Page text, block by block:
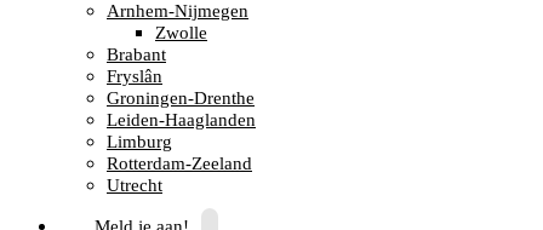
Arnhem-Nijmegen
Zwolle
Brabant
Fryslân
Groningen-Drenthe
Leiden-Haaglanden
Limburg
Rotterdam-Zeeland
Utrecht